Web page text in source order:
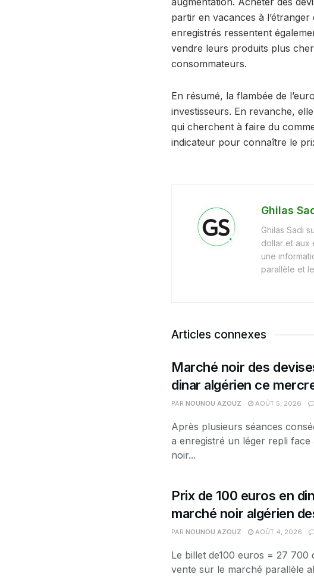
partir en vacances à
enregistrés ressentent
vendre leurs produits plus
consommateurs.
En résumé, la flambée de
investisseurs. En revanche,
qui cherchent à faire du
indicateur pour connaître le
Ghilas
Ghilas Sadi
dollar et aux
une
parallèle et
Articles connexes
Marché noir des
dinar algérien ce
PAR NOUNOU AZOUZ AOÛT 5, 2026
Après plusieurs séances
a enregistré un léger repli
noir...
Prix de 100 euros en
marché noir algérien
PAR NOUNOU AZOUZ AOÛT 4, 2026
Le billet de100 euros = 27 700
vente sur le marché parallèle